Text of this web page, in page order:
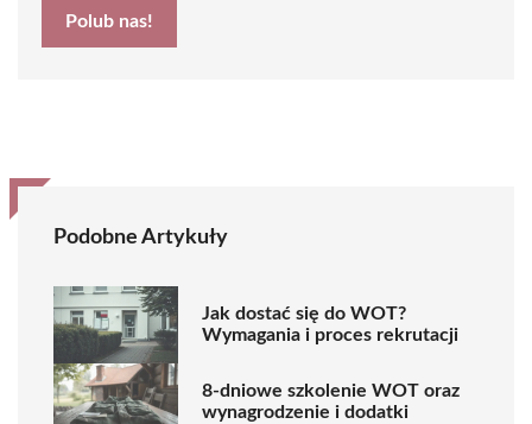
Polub nas!
Podobne Artykuły
Jak dostać się do WOT?
Wymagania i proces rekrutacji
8-dniowe szkolenie WOT oraz
wynagrodzenie i dodatki